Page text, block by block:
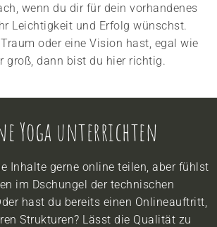
wenn du dir für dein vorhandenes
Leichtigkeit und Erfolg wünschst.
oder eine Vision hast, egal wie
groß, dann bist du hier richtig.
Yoga unterrichten
Inhalte gerne online teilen, aber fühlst
im Dschungel der technischen
hast du bereits einen Onlineauftritt,
Strukturen? Lässt die Qualität zu